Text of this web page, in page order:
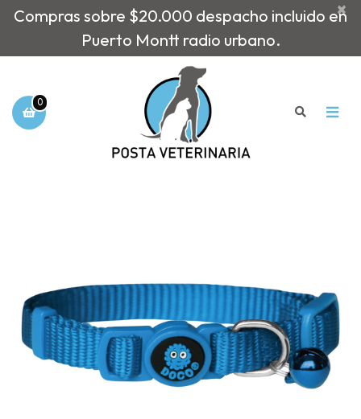
Compras sobre $20.000 despacho incluido en
Puerto Montt radio urbano.
×
0